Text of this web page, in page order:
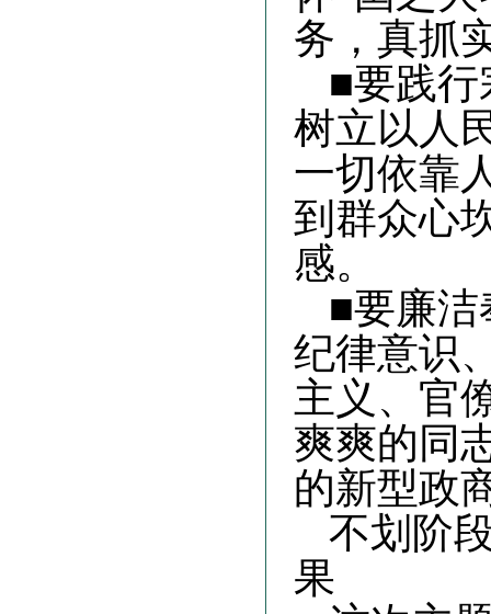
务，真抓
■要践行
树立以人
一切依靠
到群众心
感。
■要廉洁
纪律意识
主义、官
爽爽的同
的新型政
不划阶
果